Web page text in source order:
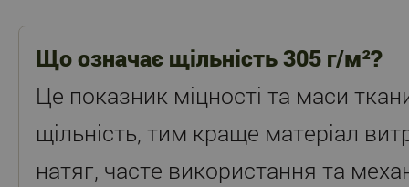
Що означає щільність 305 г/м²?
Це показник міцності та маси
щільність, тим краще матеріал
натяг, часте використання та